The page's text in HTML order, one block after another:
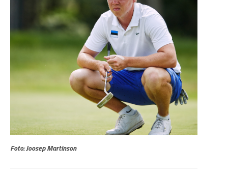
Foto: Joosep Martinson